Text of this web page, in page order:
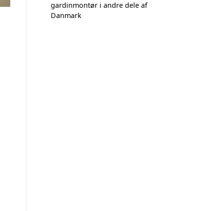
gardinmontør i andre dele af
Danmark